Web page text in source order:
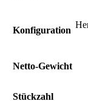
Konfiguration
Netto-Gewicht
Stückzahl